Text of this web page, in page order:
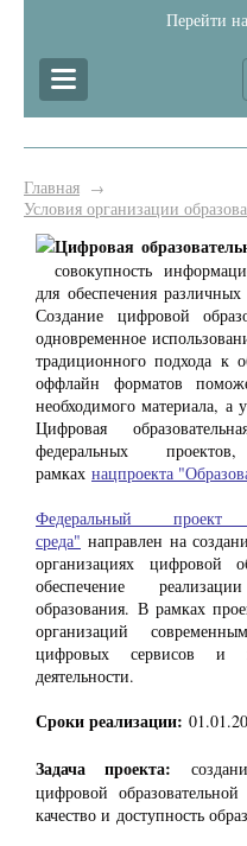
Перейти
Главная →
Условия организации
Цифровая
совокупность
для обеспечения различных
Создание цифровой
одновременное
традиционного подхода к
оффлайн форматов
необходимого материала, а
Цифровая
федеральных
рамках нацпроекта
Федеральный проект
среда" направлен на
организациях цифровой
обеспечение
образования. В рамках
организаций
цифровых сервисов и
деятельности.
Сроки реализации:
Задача проекта:
цифровой
качество и доступность